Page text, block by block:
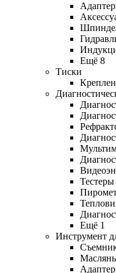
Ещё 8
Тиски
Ещё 1
Инструмент